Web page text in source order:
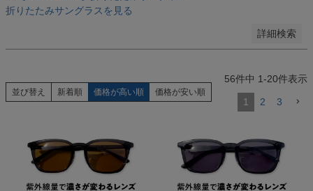
折りたたみサングラスを見る
詳細検索
検索する
並び替え 新着順 価格が高い順 価格が安い順
56件中 1-20件表示
1 2 3